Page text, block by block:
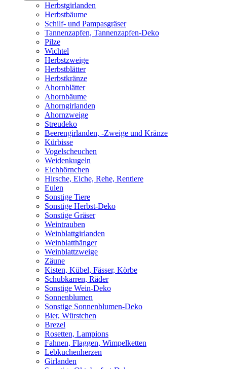
Herbstgirlanden
Herbstbäume
Schilf- und Pampasgräser
Tannenzapfen, Tannenzapfen-Deko
Pilze
Wichtel
Herbstzweige
Herbstblätter
Herbstkränze
Ahornblätter
Ahornbäume
Ahorngirlanden
Ahornzweige
Streudeko
Beerengirlanden, -Zweige und Kränze
Kürbisse
Vogelscheuchen
Weidenkugeln
Eichhörnchen
Hirsche, Elche, Rehe, Rentiere
Eulen
Sonstige Tiere
Sonstige Herbst-Deko
Sonstige Gräser
Weintrauben
Weinblattgirlanden
Weinblatthänger
Weinblattzweige
Zäune
Kisten, Kübel, Fässer, Körbe
Schubkarren, Räder
Sonstige Wein-Deko
Sonnenblumen
Sonstige Sonnenblumen-Deko
Bier, Würstchen
Brezel
Rosetten, Lampions
Fahnen, Flaggen, Wimpelketten
Lebkuchenherzen
Girlanden